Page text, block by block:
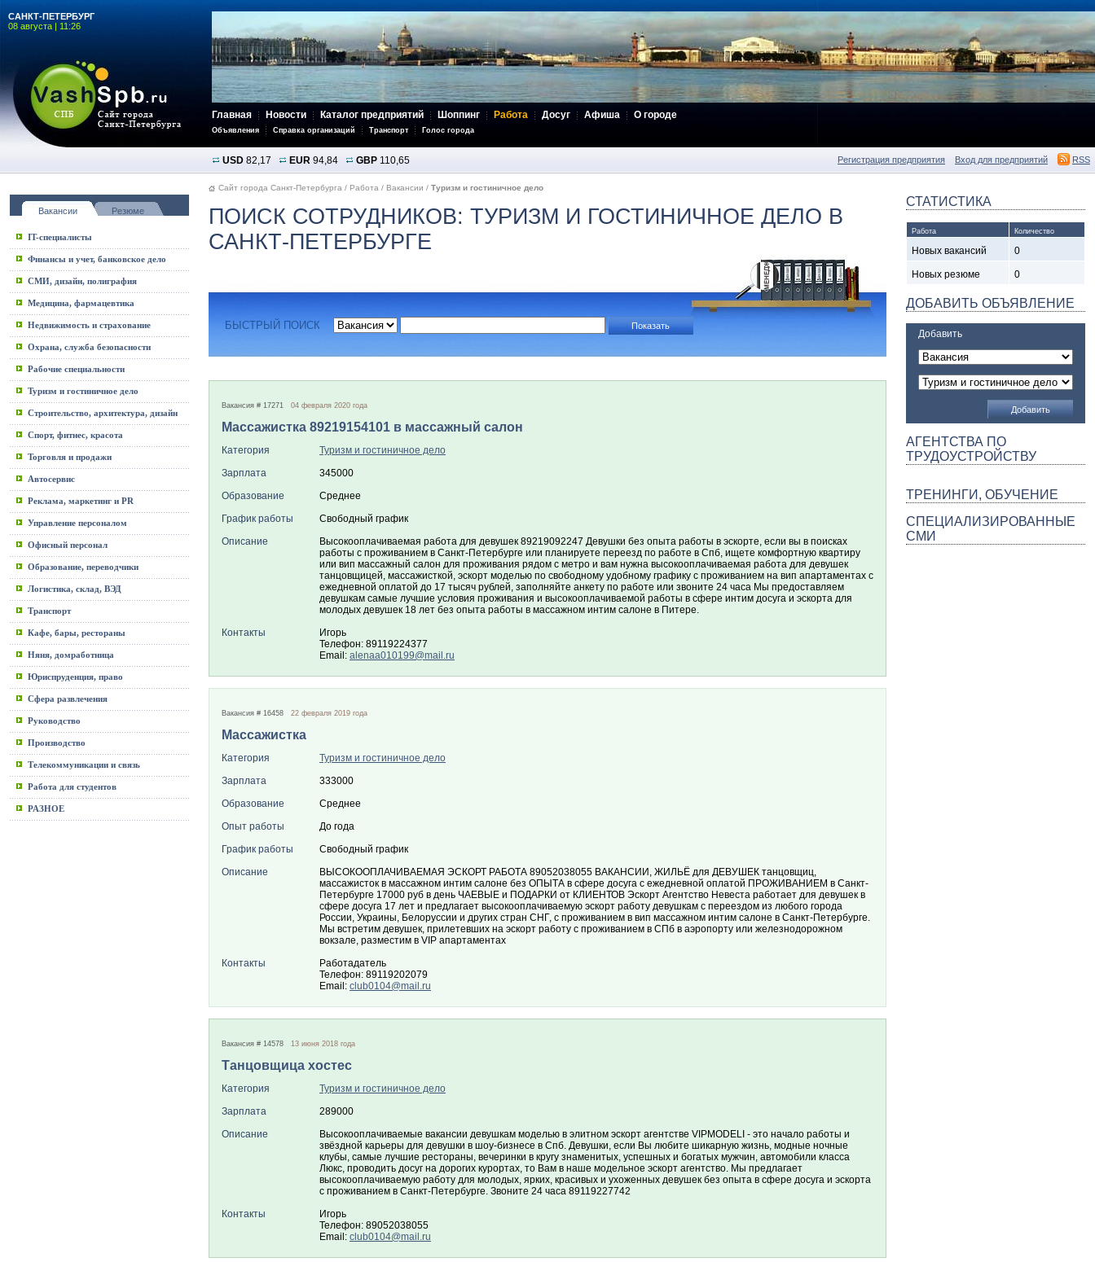
САНКТ-ПЕТЕРБУРГ
08 августа | 11:26
Главная Новости Каталог предприятий Шоппинг Работа Досуг Афиша О городе
Объявления Справка организаций Транспорт Голос города
USD 82,17 EUR 94,84 GBP 110,65 Регистрация предприятия Вход для предприятий RSS
Вакансии Резюме
IT-специалисты
Финансы и учет, банковское дело
СМИ, дизайн, полиграфия
Медицина, фармацевтика
Недвижимость и страхование
Охрана, служба безопасности
Рабочие специальности
Туризм и гостиничное дело
Строительство, архитектура, дизайн
Спорт, фитнес, красота
Торговля и продажи
Автосервис
Реклама, маркетинг и PR
Управление персоналом
Офисный персонал
Образование, переводчики
Логистика, склад, ВЭД
Транспорт
Кафе, бары, рестораны
Няня, домработница
Юриспруденция, право
Сфера развлечения
Руководство
Производство
Телекоммуникации и связь
Работа для студентов
РАЗНОЕ
Сайт города Санкт-Петербурга / Работа / Вакансии / Туризм и гостиничное дело
ПОИСК СОТРУДНИКОВ: ТУРИЗМ И ГОСТИНИЧНОЕ ДЕЛО В
САНКТ-ПЕТЕРБУРГЕ
БЫСТРЫЙ ПОИСК
Вакансия # 17271 04 февраля 2020 года
Массажистка 89219154101 в массажный салон
Категория
Туризм и гостиничное дело
Зарплата
345000
Образование
Среднее
График работы
Свободный график
Описание
Высокооплачиваемая работа для девушек 89219092247 Девушки без опыта работы в эскорте, если вы в поисках
работы с проживанием в Санкт-Петербурге или планируете переезд по работе в Спб, ищете комфортную квартиру
или вип массажный салон для проживания рядом с метро и вам нужна высокооплачиваемая работа для девушек
танцовщицей, массажисткой, эскорт моделью по свободному удобному графику с проживанием на вип апартаментах с
ежедневной оплатой до 17 тысяч рублей, заполняйте анкету по работе или звоните 24 часа Мы предоставляем
девушкам самые лучшие условия проживания и высокооплачиваемой работы в сфере интим досуга и эскорта для
молодых девушек 18 лет без опыта работы в массажном интим салоне в Питере.
Контакты
Игорь
Телефон: 89119224377
Email: alenaa010199@mail.ru
Вакансия # 16458 22 февраля 2019 года
Массажистка
Категория
Туризм и гостиничное дело
Зарплата
333000
Образование
Среднее
Опыт работы
До года
График работы
Свободный график
Описание
ВЫСОКООПЛАЧИВАЕМАЯ ЭСКОРТ РАБОТА 89052038055 ВАКАНСИИ, ЖИЛЬЁ для ДЕВУШЕК танцовщиц,
массажисток в массажном интим салоне без ОПЫТА в сфере досуга с ежедневной оплатой ПРОЖИВАНИЕМ в Санкт-
Петербурге 17000 руб в день ЧАЕВЫЕ и ПОДАРКИ от КЛИЕНТОВ Эскорт Агентство Невеста работает для девушек в
сфере досуга 17 лет и предлагает высокооплачиваемую эскорт работу девушкам с переездом из любого города
России, Украины, Белоруссии и других стран СНГ, с проживанием в вип массажном интим салоне в Санкт-Петербурге.
Мы встретим девушек, прилетевших на эскорт работу с проживанием в СПб в аэропорту или железнодорожном
вокзале, разместим в VIP апартаментах
Контакты
Работадатель
Телефон: 89119202079
Email: club0104@mail.ru
Вакансия # 14578 13 июня 2018 года
Танцовщица хостес
Категория
Туризм и гостиничное дело
Зарплата
289000
Описание
Высокооплачиваемые вакансии девушкам моделью в элитном эскорт агентстве VIPMODELI - это начало работы и
звёздной карьеры для девушки в шоу-бизнесе в Спб. Девушки, если Вы любите шикарную жизнь, модные ночные
клубы, самые лучшие рестораны, вечеринки в кругу знаменитых, успешных и богатых мужчин, автомобили класса
Люкс, проводить досуг на дорогих курортах, то Вам в наше модельное эскорт агентство. Мы предлагает
высокооплачиваемую работу для молодых, ярких, красивых и ухоженных девушек без опыта в сфере досуга и эскорта
с проживанием в Санкт-Петербурге. Звоните 24 часа 89119227742
Контакты
Игорь
Телефон: 89052038055
Email: club0104@mail.ru
СТАТИСТИКА
Работа Количество
Новых вакансий 0
Новых резюме 0
ДОБАВИТЬ ОБЪЯВЛЕНИЕ
Добавить
АГЕНТСТВА ПО
ТРУДОУСТРОЙСТВУ
ТРЕНИНГИ, ОБУЧЕНИЕ
СПЕЦИАЛИЗИРОВАННЫЕ
СМИ